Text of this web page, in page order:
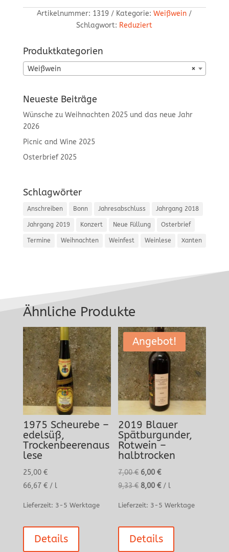
Artikelnummer: 1319 Kategorie:Weißwein
Schlagwort: Reduziert
Produktkategorien
×
Weißwein
Neueste Beiträge
Wünsche zu Weihnachten 2025 und das neue Jahr
2026
Picnic and Wine 2025
Osterbrief 2025
Schlagwörter
Anschreiben Bonn Jahresabschluss Jahrgang 2018
Jahrgang 2019 Konzert Neue Füllung Osterbrief
Termine Weihnachten Weinfest Weinlese Xanten
Ähnliche Produkte
1975 Scheurebe –
edelsüß,
Trockenbeerenaus
lese
25,00 €
66,67 €/ l
Lieferzeit: 3-5 Werktage
Details
Angebot!
2019 Blauer
Spätburgunder,
Rotwein –
halbtrocken
7,00€ Ursprünglicher
Preis
6,00€Aktueller
Preis
9,33€ 8,00€/ l
Lieferzeit: 3-5 Werktage
Details